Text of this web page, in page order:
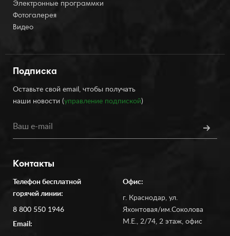
Электронные программки
Фотогалерея
Видео
Подписка
Оставьте свой email, чтобы получать
наши новости (управление подпиской)
Контакты
Телефон бесплатной
горячей линии:
8 800 550 1946
Email:
Офис:
г. Краснодар, ул.
Яхонтовая/им.Соколова
М.Е., 2/74, 2 этаж, офис